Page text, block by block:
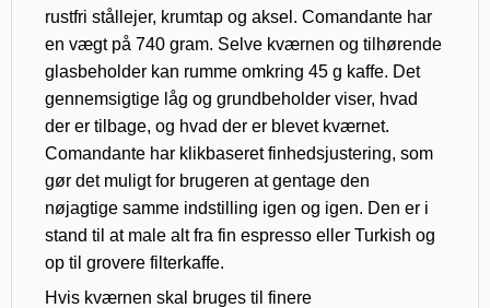
rustfri stållejer, krumtap og aksel. Comandante har
en vægt på 740 gram. Selve kværnen og tilhørende
glasbeholder kan rumme omkring 45 g kaffe. Det
gennemsigtige låg og grundbeholder viser, hvad
der er tilbage, og hvad der er blevet kværnet.
Comandante har klikbaseret finhedsjustering, som
gør det muligt for brugeren at gentage den
nøjagtige samme indstilling igen og igen. Den er i
stand til at male alt fra fin espresso eller Turkish og
op til grovere filterkaffe.
Hvis kværnen skal bruges til finere